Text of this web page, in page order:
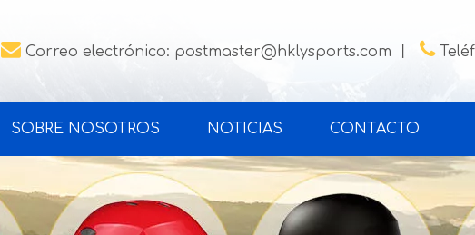
 Correo electrónico: postmaster@hklysports.com 
SOBRE NOSOTROS NOTICIAS CONTACTO